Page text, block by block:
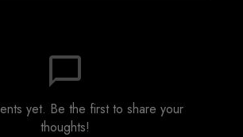
chat_bubble_outline
yet. Be the first to share your
thoughts!